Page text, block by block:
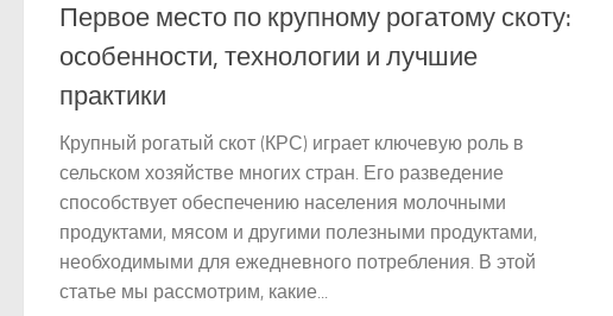
Первое место по крупному рогатому скоту:
особенности, технологии и лучшие
практики
Крупный рогатый скот (КРС) играет ключевую роль в
сельском хозяйстве многих стран. Его разведение
способствует обеспечению населения молочными
продуктами, мясом и другими полезными продуктами,
необходимыми для ежедневного потребления. В этой
статье мы рассмотрим, какие...